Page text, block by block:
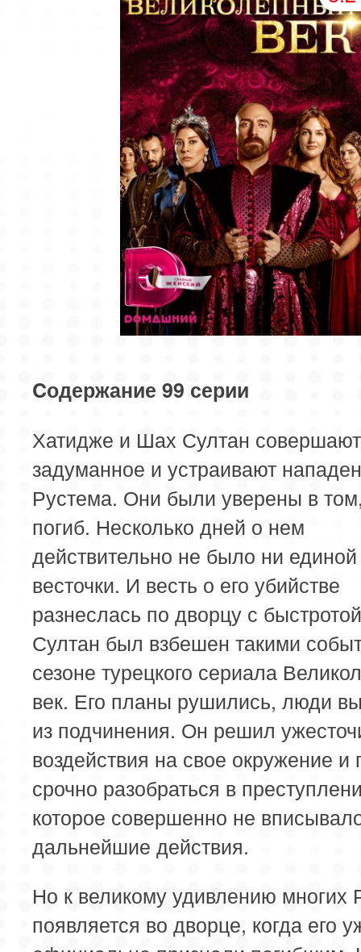
Cодержание 99 серии
Хатидже и Шах Султан совершают
задуманное и устраивают
Рустема. Они были уверены в
погиб. Несколько дней о нем
действительно не было ни единой
весточки. И весть о его убийстве
разнеслась по дворцу с
Султан был взбешен такими
сезоне турецкого сериала
век. Его планы рушились, люди
из подчинения. Он решил
воздействия на свое окружение и
срочно разобраться в
которое совершенно не
дальнейшие действия.
Но к великому удивлению многих
появляется во дворце, когда его